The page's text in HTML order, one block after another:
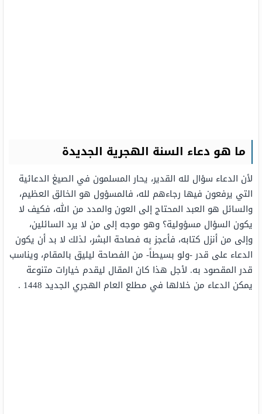
ما هو دعاء السنة الهجرية الجديدة
لأن الدعاء سؤال لله القدير، يحار المسلمون في الصيغ الدعائية
التي يرفعون فيها رجاءهم لله، فالمسؤول هو الخالق العظيم،
والسائل هو العبد المحتاج إلى العون والمدد من الله، فكيف لا
يكون السؤال مسؤولية؟ وهو موجه إلى من لا يرد السائلين،
وإلى من أنزل كتابه، فأعجز به فصاحة البشر، لذلك لا بد أن يكون
الدعاء على قدر -ولو بسيطاً- من الفصاحة ليليق بالمقام، ويناسب
قدر المقصود به. لأجل هذا كان المقال ليقدم خيارات متنوعة
يمكن الدعاء من خلالها في مطلع العام الهجري الجديد 1448 .